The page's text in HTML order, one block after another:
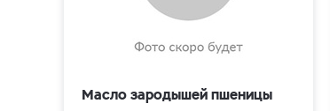
Масло зародышей пшеницы